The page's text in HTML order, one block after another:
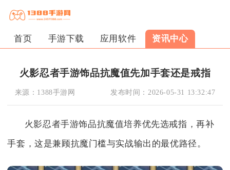
首页 手游下载 应用软件 资讯中心
火影忍者手游饰品抗魔值先加手套还是戒指
来源： 1388手游网 发布时间： 2026-05-31 13:32:47
火影忍者手游饰品抗魔值培养优先选戒指，再补
手套，这是兼顾抗魔门槛与实战输出的最优路径。